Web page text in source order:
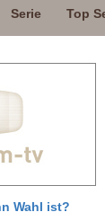
Serie Top
Wahl ist?